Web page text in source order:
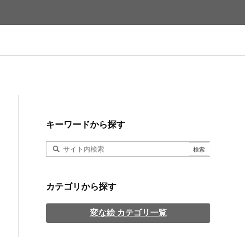
キーワードから探す
カテゴリから探す
変な絵 カテゴリ一覧